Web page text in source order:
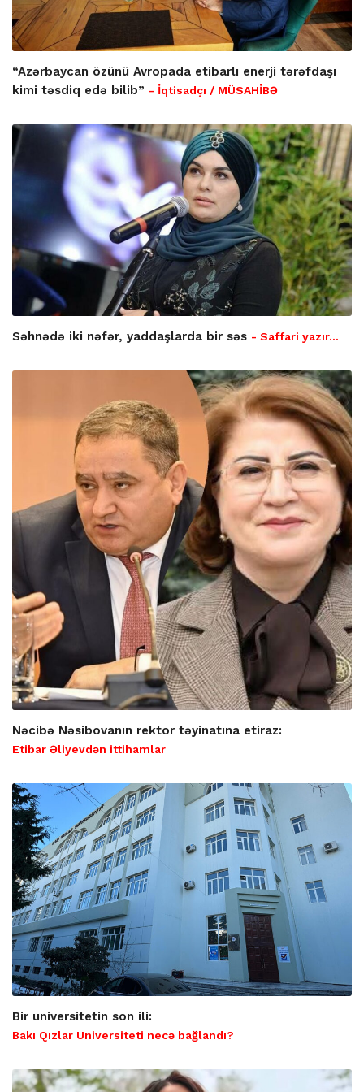
“Azərbaycan özünü Avropada etibarlı enerji tərəfdaşı
kimi təsdiq edə bilib” - İqtisadçı / MÜSAHİBƏ
Səhnədə iki nəfər, yaddaşlarda bir səs - Saffari yazır…
Nəcibə Nəsibovanın rektor təyinatına etiraz:
Etibar Əliyevdən ittihamlar
Bir universitetin son ili:
Bakı Qızlar Universiteti necə bağlandı?